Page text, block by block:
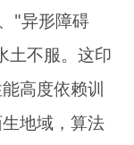
"异形障碍
土不服。这印
高度依赖训
地域，算法